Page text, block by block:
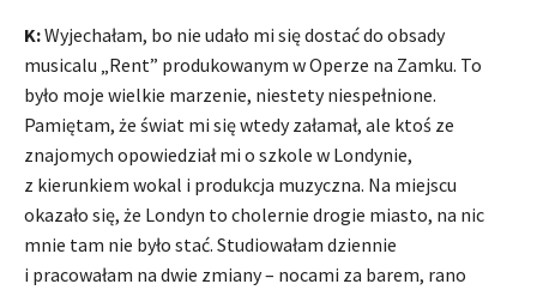
K:Wyjechałam, bo nie udało mi się dostać do obsady
musicalu „Rent” produkowanym w Operze na Zamku. To
było moje wielkie marzenie, niestety niespełnione.
Pamiętam, że świat mi się wtedy załamał, ale ktoś ze
znajomych opowiedział mi o szkole w Londynie,
z kierunkiem wokal i produkcja muzyczna. Na miejscu
okazało się, że Londyn to cholernie drogie miasto, na nic
mnie tam nie było stać. Studiowałam dziennie
i pracowałam na dwie zmiany – nocami za barem, rano